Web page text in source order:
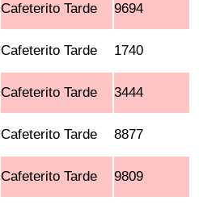
Cafeterito Tarde 9694
Cafeterito Tarde 1740
Cafeterito Tarde 3444
Cafeterito Tarde 8877
Cafeterito Tarde 9809